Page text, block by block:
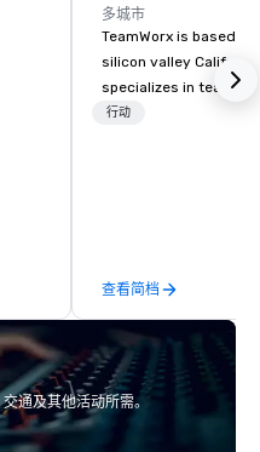
多城市
TeamWorx is based
silicon valley
specializes in team
tech companies and
Robot Racing! We
large groups
States: Robot Build
300 people, Robot
up to 500 people,
200 people, and
行动
查看简档
通及其他活动所需。